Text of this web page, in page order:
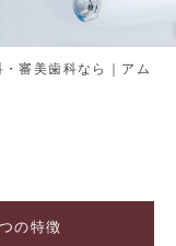
審美歯科なら｜アム
の特徴